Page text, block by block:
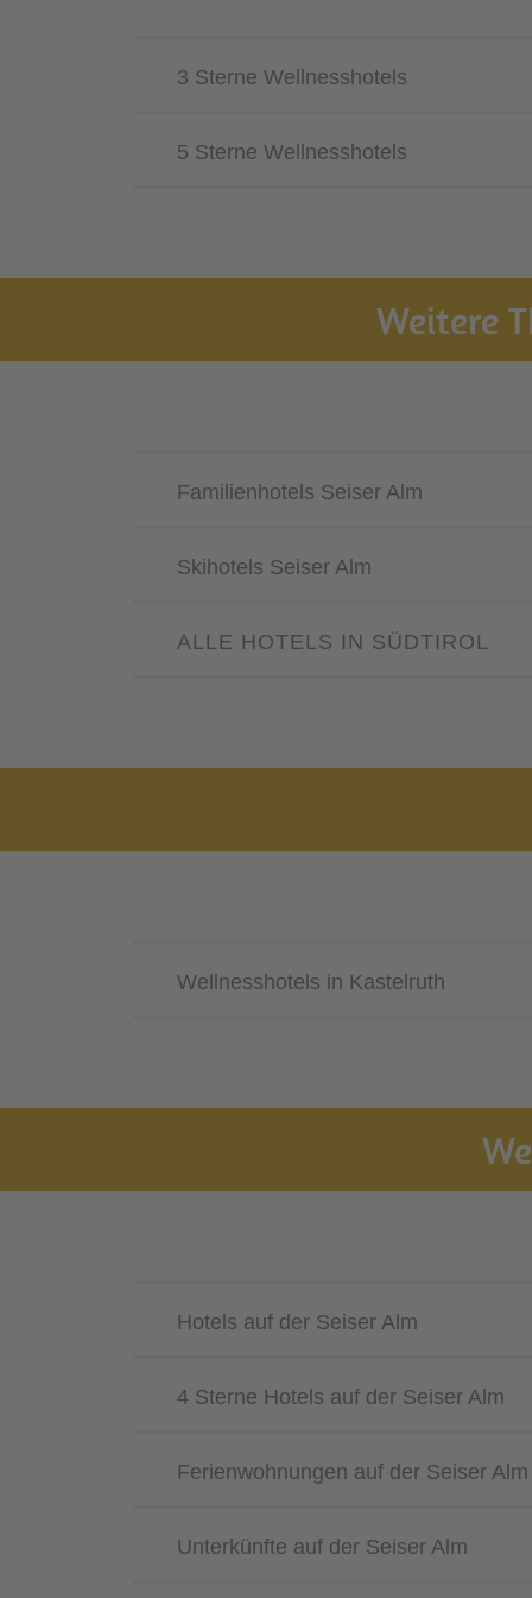
3 Sterne Wellnesshotels
5 Sterne Wellnesshotels
Weitere
Familienhotels Seiser Alm
Skihotels Seiser Alm
ALLE HOTELS IN SÜDTIROL
Wellnesshotels in Kastelruth
Hotels auf der Seiser Alm
4 Sterne Hotels auf der Seiser Alm
Ferienwohnungen auf der Seiser Alm
Unterkünfte auf der Seiser Alm